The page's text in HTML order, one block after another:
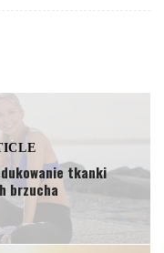
tkanki
brzucha